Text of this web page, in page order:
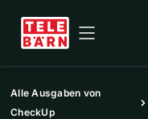
Alle Ausgaben von
CheckUp